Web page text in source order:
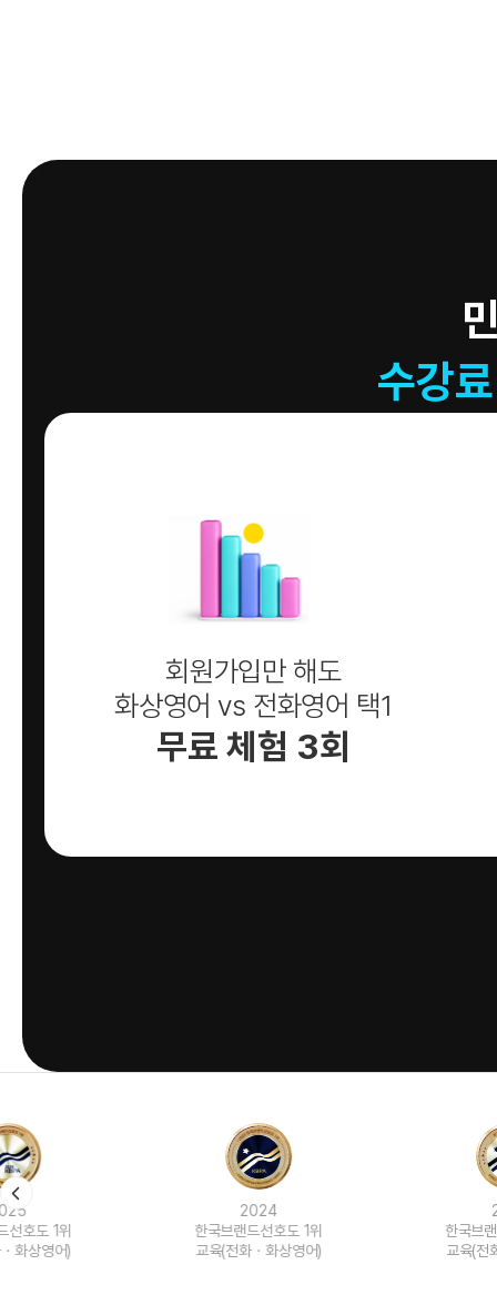
수강
회원가입만 해도
화상영어 vs 전화영어 택1
무료 체험 3회
한국브랜드선호도 1위
교육(전화ㆍ화상영어)
한국브랜드선호도 1위
교육(전화ㆍ화상영어)